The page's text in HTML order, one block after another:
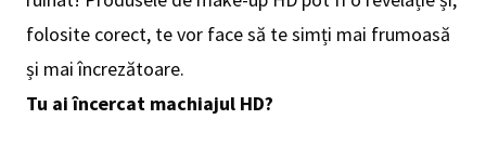
folosite corect, te vor face să te simți mai frumoasă
și mai încrezătoare.
Tu ai încercat machiajul HD?